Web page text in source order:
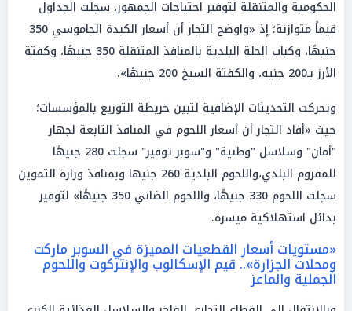
الحكومية والمتنقلة لتوفير احتياجات الجمهور، سجلت الجداول
قيماً متوازنة؛ إذ «واوضح التجار أن أسعار الكبدة الجاموسي 350
جنيهًا، وكباب الحلة البلدية بالمنافذ المتنقلة 350 جنيهًا، وكفتة
الأرز بـ200 جنيه، والكفتة السيخ 200 جنيهًا».
وتحركت التحديثات الإضافية لتبين خريطة التوزيع بالمؤسسات؛
حيث «أفاد التجار أن أسعار اللحوم في المنافذ التابعة لجهاز
"أمان" وسلاسل "وطنية" و"سوبر توفير" سجلت 280 جنيهًا
للمفروم البلدي،واللحوم البلدية 260 جنيها وبمنافذ وزارة التموين
سجلت اللحوم 330 جنيهًا، واللحوم الضاني 350 جنيهًا» لتوفير
بدائل استهلاكية ميسرة.
«مستويات أسعار القطعيات المميزة في السوبر ماركت
ومحلات الجزارة».. قيم الإسكالوب والإنتركوت واللحوم
الجملية والماعز